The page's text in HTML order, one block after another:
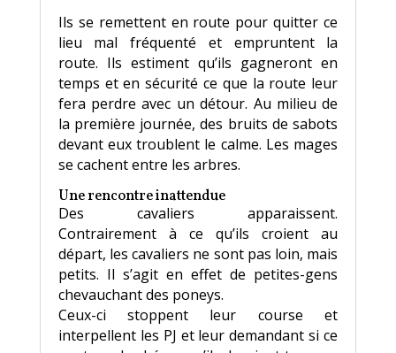
Ils se remettent en route pour quitter ce
lieu mal fréquenté et empruntent la
route. Ils estiment qu’ils gagneront en
temps et en sécurité ce que la route leur
fera perdre avec un détour. Au milieu de
la première journée, des bruits de sabots
devant eux troublent le calme. Les mages
se cachent entre les arbres.
Une rencontre inattendue
Des cavaliers apparaissent.
Contrairement à ce qu’ils croient au
départ, les cavaliers ne sont pas loin, mais
petits. Il s’agit en effet de petites-gens
chevauchant des poneys.
Ceux-ci stoppent leur course et
interpellent les PJ et leur demandant si ce